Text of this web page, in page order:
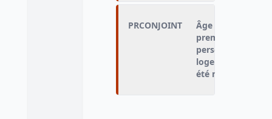
PRCONJOINT
Âge auquel le
premier conjoint,
personne avec
logement
été marié(e) ou